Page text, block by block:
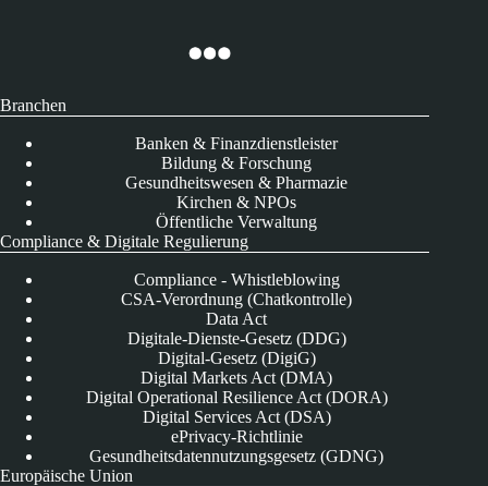
Branchen
Banken & Finanzdienstleister
Bildung & Forschung
Gesundheitswesen & Pharmazie
Kirchen & NPOs
Öffentliche Verwaltung
Compliance & Digitale Regulierung
Compliance - Whistleblowing
CSA-Verordnung (Chatkontrolle)
Data Act
Digitale-Dienste-Gesetz (DDG)
Digital-Gesetz (DigiG)
Digital Markets Act (DMA)
Digital Operational Resilience Act (DORA)
Digital Services Act (DSA)
ePrivacy-Richtlinie
Gesundheitsdatennutzungsgesetz (GDNG)
Europäische Union